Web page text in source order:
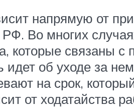
напрямую от
Во многих
связаны с
об уходе за
на срок,
от ходатайства